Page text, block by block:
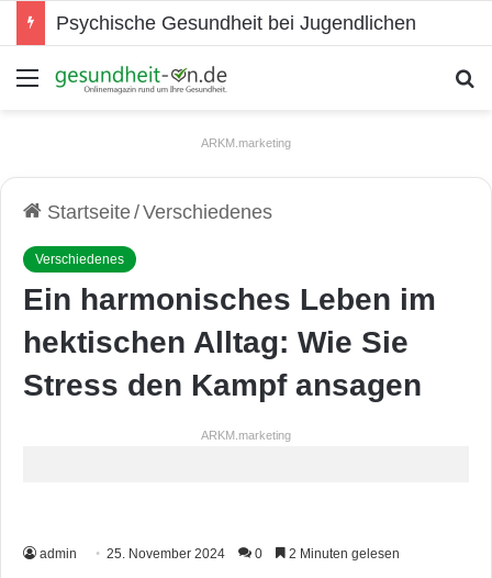
Psychische Gesundheit bei Jugendlichen
Menü
ARKM.marketing
Startseite/Verschiedenes
Verschiedenes
Ein harmonisches Leben im
hektischen Alltag: Wie Sie
Stress den Kampf ansagen
ARKM.marketing
admin 25. November 2024 0 2 Minuten gelesen